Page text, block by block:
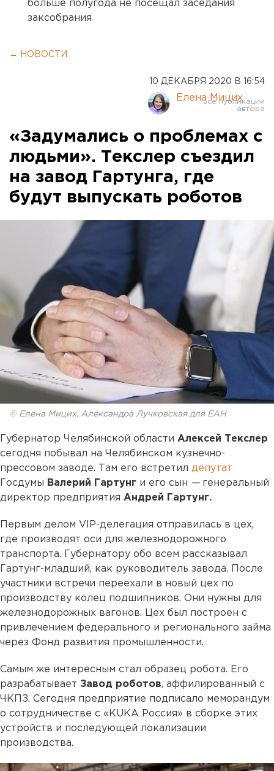
больше полугода не посещал заседания
заксобрания
← НОВОСТИ
10 ДЕКАБРЯ 2020 В 16:54
Елена Мицих
«Задумались о проблемах с
людьми». Текслер съездил
на завод Гартунга, где
будут выпускать роботов
© Елена Мицих, Александра Лучковская для ЕАН
Губернатор Челябинской области Алексей Текслер
сегодня побывал на Челябинском кузнечно-
прессовом заводе. Там его встретил депутат
Госдумы Валерий Гартунг и его сын —генеральный
директор предприятия Андрей Гартунг.
Первым делом VIP-делегация отправилась в цех,
где производят оси для железнодорожного
транспорта. Губернатору обо всем рассказывал
Гартунг-младший, как руководитель завода. После
участники встречи переехали в новый цех по
производству колец подшипников. Они нужны для
железнодорожных вагонов. Цех был построен с
привлечением федерального и регионального займа
через Фонд развития промышленности.
Самым же интересным стал образец робота. Его
разрабатывает Завод роботов, аффилированный с
ЧКПЗ. Сегодня предприятие подписало меморандум
о сотрудничестве с «KUKA Россия» в сборке этих
устройств и последующей локализации
производства.